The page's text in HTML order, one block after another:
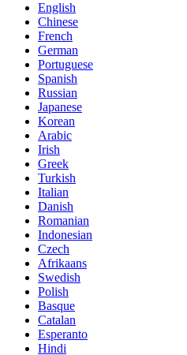
English
Chinese
French
German
Portuguese
Spanish
Russian
Japanese
Korean
Arabic
Irish
Greek
Turkish
Italian
Danish
Romanian
Indonesian
Czech
Afrikaans
Swedish
Polish
Basque
Catalan
Esperanto
Hindi